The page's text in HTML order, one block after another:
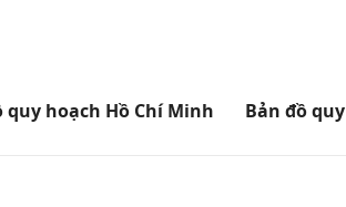
quy hoạch Hồ Chí Minh Bản đồ